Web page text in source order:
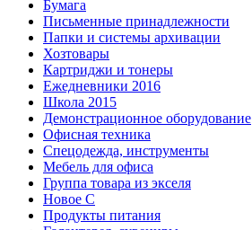
Бумага
Письменные принадлежности
Папки и системы архивации
Хозтовары
Картриджи и тонеры
Ежедневники 2016
Школа 2015
Демонстрационное оборудование
Офисная техника
Спецодежда, инструменты
Мебель для офиса
Группа товара из экселя
Новое С
Продукты питания